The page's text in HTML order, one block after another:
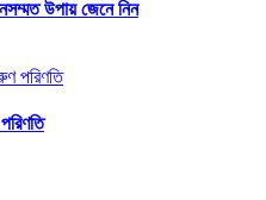
উপায় জেনে নিন